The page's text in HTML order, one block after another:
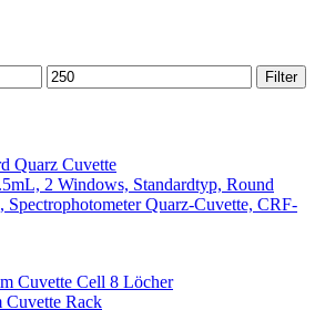
Filter
2 Windows, Standardtyp, Round
Quarz-Cuvette, CRF-